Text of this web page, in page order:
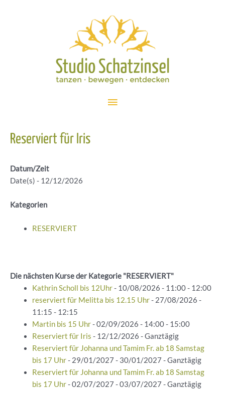
Hauptmenü
Reserviert für Iris
Datum/Zeit
Date(s) - 12/12/2026
Kategorien
RESERVIERT
Die nächsten Kurse der Kategorie "RESERVIERT"
Kathrin Scholl bis 12Uhr- 10/08/2026 - 11:00 - 12:00
reserviert für Melitta bis 12.15 Uhr- 27/08/2026 -
11:15 - 12:15
Martin bis 15 Uhr- 02/09/2026 - 14:00 - 15:00
Reserviert für Iris - 12/12/2026 - Ganztägig
Reserviert für Johanna und Tamim Fr. ab 18 Samstag
bis 17 Uhr- 29/01/2027 - 30/01/2027 - Ganztägig
Reserviert für Johanna und Tamim Fr. ab 18 Samstag
bis 17 Uhr- 02/07/2027 - 03/07/2027 - Ganztägig